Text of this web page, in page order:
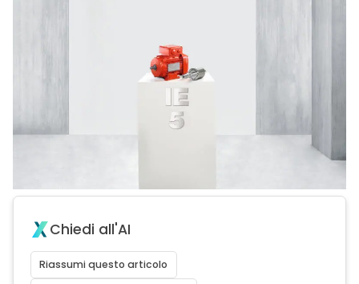
Chiedi all'AI
Riassumi questo articolo